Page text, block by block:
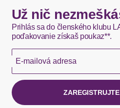
Okamžite dostupné položky
kuriérom DHL do 1-3
Hermes - 0,00 EUR
Okamžite dostupné položky
kuriérom Hermes do 1-3
Už nič
Prihlás sa do členského klubu
poďakovanie získaš poukaz**.
E-mailová adresa